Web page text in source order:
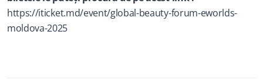
https://iticket.md/event/global-beauty-forum-eworlds-
moldova-2025